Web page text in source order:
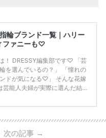
輪ブランド一覧｜ハリー
ファニーも♡
！ DRESSY編集部です♡ 「芸
を選んでいるの？」 「憧れの
ドが気になる♡」 そんな花嫁
芸能人夫婦が実際に選んだ結婚
ティエ、ティファニーなど世界
まで幅広くご紹介。 さらに、
夫婦 ・リングの特徴や魅力 ・
次の記事 →